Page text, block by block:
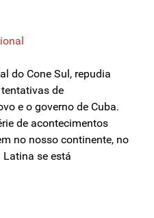
do Cone Sul, repudia
de
e o governo de Cuba.
de acontecimentos
no nosso continente, no
se está